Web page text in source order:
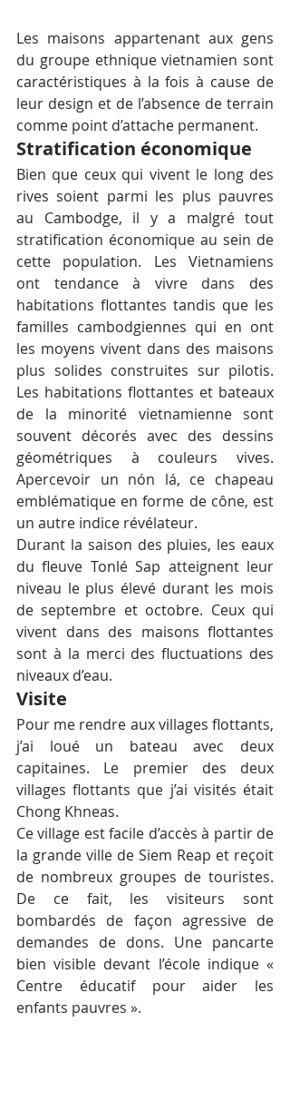
Les maisons appartenant aux gens
du groupe ethnique vietnamien sont
caractéristiques à la fois à cause de
leur design et de l’absence de terrain
comme point d’attache permanent.
Stratification économique
Bien que ceux qui vivent le long des
rives soient parmi les plus pauvres
au Cambodge, il y a malgré tout
stratification économique au sein de
cette population. Les Vietnamiens
ont tendance à vivre dans des
habitations flottantes tandis que les
familles cambodgiennes qui en ont
les moyens vivent dans des maisons
plus solides construites sur pilotis.
Les habitations flottantes et bateaux
de la minorité vietnamienne sont
souvent décorés avec des dessins
géométriques à couleurs vives.
Apercevoir un nón lá, ce chapeau
emblématique en forme de cône, est
un autre indice révélateur.
Durant la saison des pluies, les eaux
du fleuve Tonlé Sap atteignent leur
niveau le plus élevé durant les mois
de septembre et octobre. Ceux qui
vivent dans des maisons flottantes
sont à la merci des fluctuations des
niveaux d’eau.
Visite
Pour me rendre aux villages flottants,
j’ai loué un bateau avec deux
capitaines. Le premier des deux
villages flottants que j’ai visités était
Chong Khneas.
Ce village est facile d’accès à partir de
la grande ville de Siem Reap et reçoit
de nombreux groupes de touristes.
De ce fait, les visiteurs sont
bombardés de façon agressive de
demandes de dons. Une pancarte
bien visible devant l’école indique «
Centre éducatif pour aider les
enfants pauvres ».